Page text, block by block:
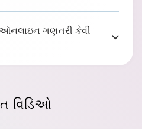
ઑનલાઇન ગણતરી કેવી
વિડિઓ